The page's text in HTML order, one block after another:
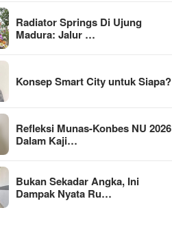
Radiator Springs Di Ujung
Madura: Jalur …
Konsep Smart City untuk Siapa?
Refleksi Munas-Konbes NU 2026
Dalam Kaji…
Bukan Sekadar Angka, Ini
Dampak Nyata Ru…